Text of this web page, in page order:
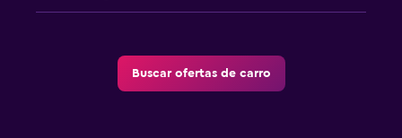
Buscar ofertas de carro